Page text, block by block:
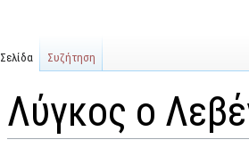
Λύγκος ο
Σελίδα Συζήτηση